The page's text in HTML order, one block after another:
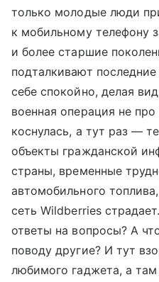
только молодые люди
к мобильному телефону
и более старшие
подталкивают
себе спокойно, делая
военная операция не
коснулась, а тут раз —
объекты гражданской
страны, временные
автомобильного
сеть Wildberries
ответы на вопросы? А
поводу другие? И тут
любимого гаджета, а